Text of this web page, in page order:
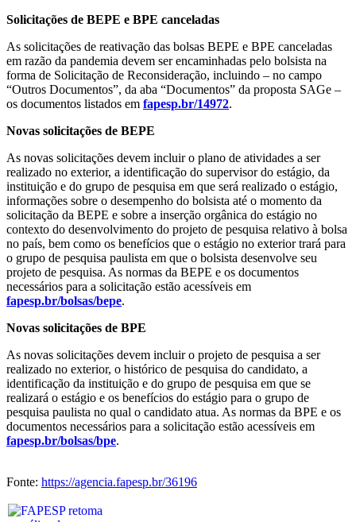
Solicitações de BEPE e BPE canceladas
As solicitações de reativação das bolsas BEPE e BPE canceladas
em razão da pandemia devem ser encaminhadas pelo bolsista na
forma de Solicitação de Reconsideração, incluindo – no campo
“Outros Documentos”, da aba “Documentos” da proposta SAGe –
os documentos listados em fapesp.br/14972.
Novas solicitações de BEPE
As novas solicitações devem incluir o plano de atividades a ser
realizado no exterior, a identificação do supervisor do estágio, da
instituição e do grupo de pesquisa em que será realizado o estágio,
informações sobre o desempenho do bolsista até o momento da
solicitação da BEPE e sobre a inserção orgânica do estágio no
contexto do desenvolvimento do projeto de pesquisa relativo à bolsa
no país, bem como os benefícios que o estágio no exterior trará para
o grupo de pesquisa paulista em que o bolsista desenvolve seu
projeto de pesquisa. As normas da BEPE e os documentos
necessários para a solicitação estão acessíveis em
fapesp.br/bolsas/bepe.
Novas solicitações de BPE
As novas solicitações devem incluir o projeto de pesquisa a ser
realizado no exterior, o histórico de pesquisa do candidato, a
identificação da instituição e do grupo de pesquisa em que se
realizará o estágio e os benefícios do estágio para o grupo de
pesquisa paulista no qual o candidato atua. As normas da BPE e os
documentos necessários para a solicitação estão acessíveis em
fapesp.br/bolsas/bpe.
Fonte: https://agencia.fapesp.br/36196